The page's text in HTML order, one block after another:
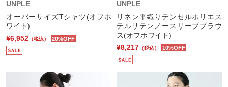
UNPLE
オーバーサイズTシャツ(オフホ
ワイト)
¥6,952 （税込） 20%OFF
UNPLE
リネン平織りテンセルポリエス
テルサテンノースリーブブラウ
ス(オフホワイト)
¥8,217 （税込） 10%OFF